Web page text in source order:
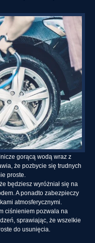
gorącą wodą wraz z
że pozbycie się trudnych
proste.
będziesz wyróżniał się na
A ponadto zabezpieczy
atmosferycznymi.
ciśnieniem pozwala na
sprawiając, że wszelkie
do usunięcia.